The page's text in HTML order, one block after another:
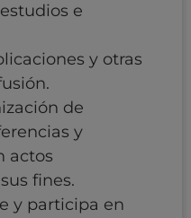
e
y otras
de
y
actos
fines.
y participa en